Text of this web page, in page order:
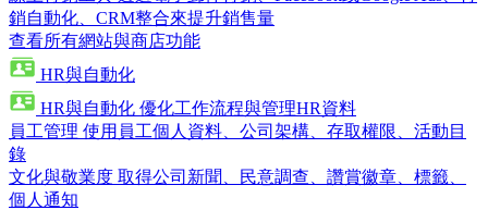
銷自動化、CRM整合來提升銷售量
查看所有網站與商店功能
HR與自動化
HR與自動化 優化工作流程與管理HR資料
員工管理 使用員工個人資料、公司架構、存取權限、活動目
錄
文化與敬業度 取得公司新聞、民意調查、讚賞徽章、標籤、
個人通知